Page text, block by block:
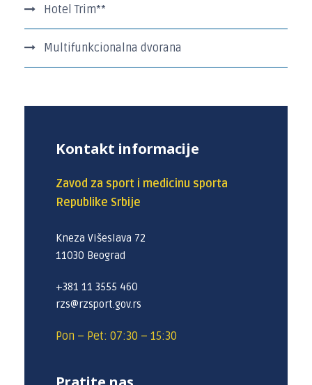
Hotel Trim**
Multifunkcionalna dvorana
Kontakt informacije
Zavod za sport i medicinu sporta
Republike Srbije
Kneza Višeslava 72
11030 Beograd
+381 11 3555 460
rzs@rzsport.gov.rs
Pon – Pet: 07:30 – 15:30